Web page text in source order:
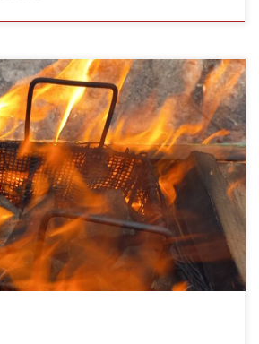
Jugendliche auf dem ASP Forcki am
Dazu hat die Forcki Factory
Was ist eigentlich eine Schwitzhütte?
meist kuppelförmiger Raum aus Holz-
mit Decken oder Fellen abgedeckt wird.
Steine und […]